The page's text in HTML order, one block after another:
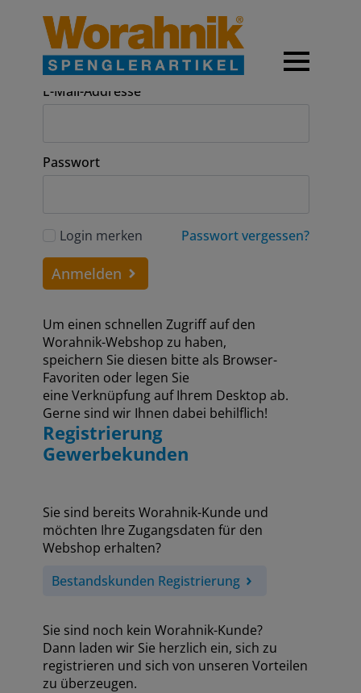
Anmeldung
E-Mail-Addresse
Passwort
Login merken Passwort vergessen?
Anmelden
Um einen schnellen Zugriff auf den
Worahnik-Webshop zu haben,
speichern Sie diesen bitte als Browser-
Favoriten oder legen Sie
eine Verknüpfung auf Ihrem Desktop ab.
Gerne sind wir Ihnen dabei behilflich!
Registrierung
Gewerbekunden
Sie sind bereits Worahnik-Kunde und
möchten Ihre Zugangsdaten für den
Webshop erhalten?
Bestandskunden Registrierung
Sie sind noch kein Worahnik-Kunde?
Dann laden wir Sie herzlich ein, sich zu
registrieren und sich von unseren Vorteilen
zu überzeugen.